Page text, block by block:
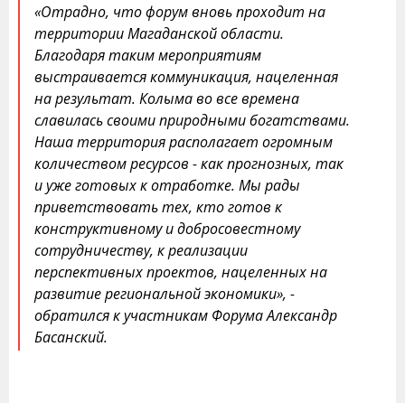
«Отрадно, что форум вновь проходит на
территории Магаданской области.
Благодаря таким мероприятиям
выстраивается коммуникация, нацеленная
на результат. Колыма во все времена
славилась своими природными богатствами.
Наша территория располагает огромным
количеством ресурсов - как прогнозных, так
и уже готовых к отработке. Мы рады
приветствовать тех, кто готов к
конструктивному и добросовестному
сотрудничеству, к реализации
перспективных проектов, нацеленных на
развитие региональной экономики», -
обратился к участникам Форума Александр
Басанский.